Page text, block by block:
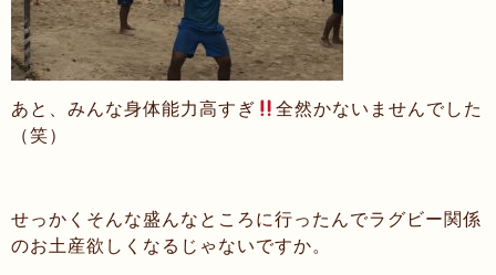
あと、みんな身体能力高すぎ
全然かないませんでした
（笑）
せっかくそんな盛んなところに行ったんでラグビー関係
のお土産欲しくなるじゃないですか。